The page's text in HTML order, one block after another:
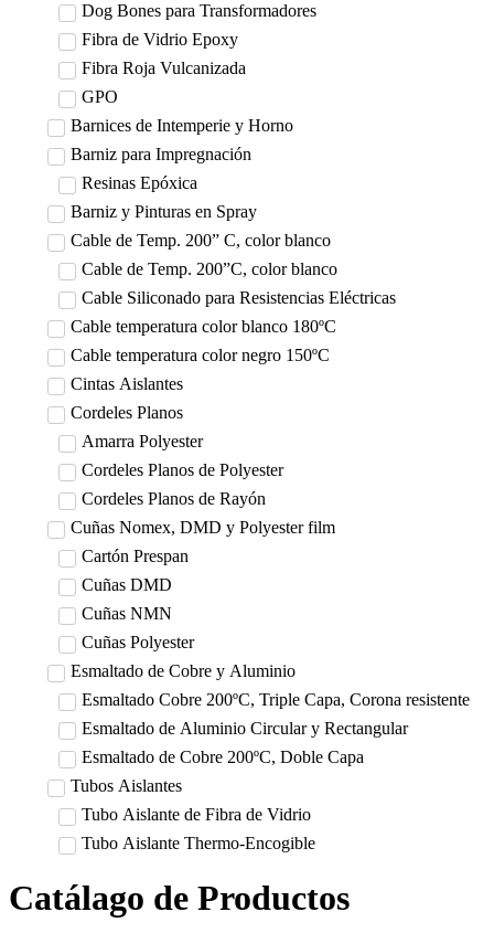
Dog Bones para Transformadores
Fibra de Vidrio Epoxy
Fibra Roja Vulcanizada
GPO
Barnices de Intemperie y Horno
Barniz para Impregnación
Resinas Epóxica
Barniz y Pinturas en Spray
Cable de Temp. 200” C, color blanco
Cable de Temp. 200”C, color blanco
Cable Siliconado para Resistencias Eléctricas
Cable temperatura color blanco 180ºC
Cable temperatura color negro 150ºC
Cintas Aislantes
Cordeles Planos
Amarra Polyester
Cordeles Planos de Polyester
Cordeles Planos de Rayón
Cuñas Nomex, DMD y Polyester film
Cartón Prespan
Cuñas DMD
Cuñas NMN
Cuñas Polyester
Esmaltado de Cobre y Aluminio
Esmaltado Cobre 200ºC, Triple Capa, Corona resistente
Esmaltado de Aluminio Circular y Rectangular
Esmaltado de Cobre 200ºC, Doble Capa
Tubos Aislantes
Tubo Aislante de Fibra de Vidrio
Tubo Aislante Thermo-Encogible
Catálago de Productos